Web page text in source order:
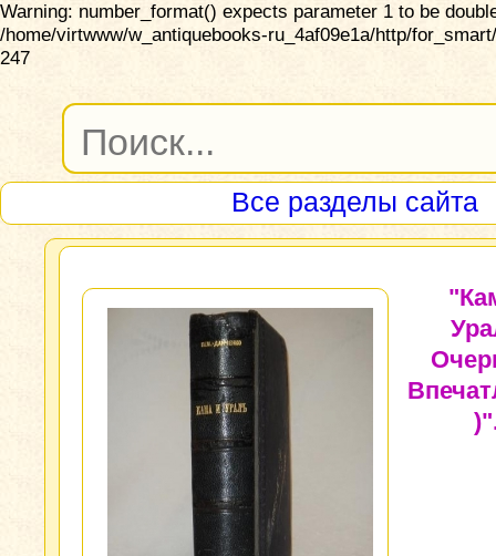
Warning: number_format() expects parameter 1 to be
/home/virtwww/w_antiquebooks-ru_4af09e1a/http/
247
Все разделы сайта